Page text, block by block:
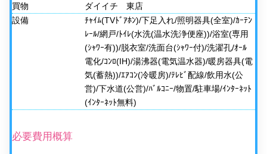
買物
ダイイチ 東店
設備
ﾁｬｲﾑ(TVﾄﾞｱﾎﾝ)/下足入れ/照明器具(全室)/ｶｰﾃﾝ
ﾚｰﾙ/網戸/ﾄｲﾚ(水洗(温水洗浄便座))/浴室(専用
(ｼｬﾜｰ有))/脱衣室/洗面台(ｼｬﾜｰ付)/洗濯孔/ｵｰﾙ
電化/ｺﾝﾛ(IH)/湯沸器(電気温水器)/暖房器具(電
気(蓄熱))/ｴｱｺﾝ(冷暖房)/ﾃﾚﾋﾞ配線/飲用水(公
営)/下水道(公営)/ﾊﾞﾙｺﾆｰ/物置/駐車場/ｲﾝﾀｰﾈｯﾄ
(ｲﾝﾀｰﾈｯﾄ無料)
必要費用概算